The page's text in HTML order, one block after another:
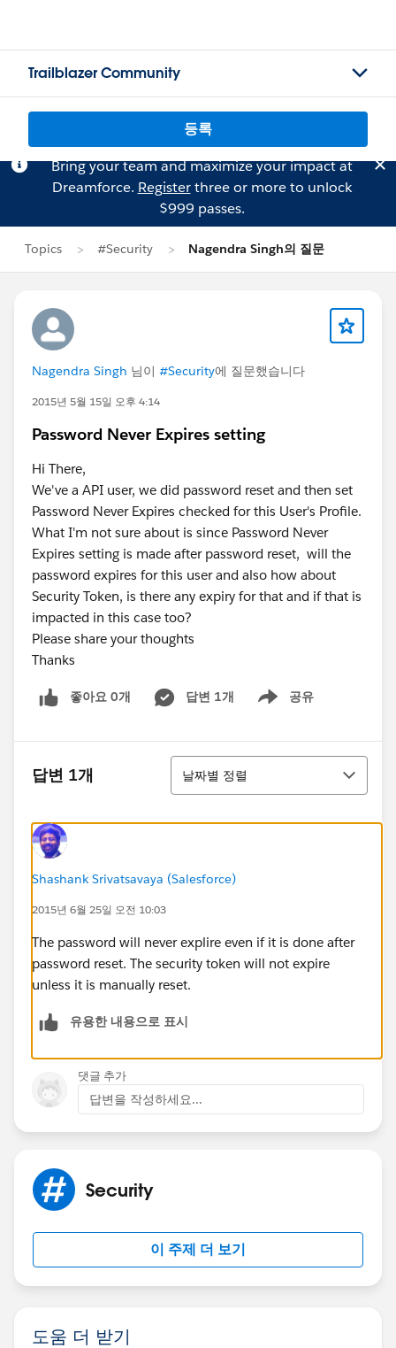
Trailblazer Community
등록
Bring your team and maximize your impact at
Dreamforce. Registerthree or more to unlock
$999 passes.
Topics #Security Nagendra Singh의 질문
Nagendra Singh 님이 #Security에 질문했습니다
2015년 5월 15일 오후 4:14
​Password Never Expires setting
Hi There,
We've a API user, we did password reset and then set
Password Never Expires checked for this User's Profile.
What I'm not sure about is since Password Never
Expires setting is made after password reset, will the
password expires for this user and also how about
Security Token, is there any expiry for that and if that is
impacted in this case too?
Please share your thoughts
Thanks
좋아요 0개 답변 1개 공유
Show menu
답변 1개
정렬
날짜별 정렬
Shashank Srivatsavaya (Salesforce)
2015년 6월 25일 오전 10:03
The password will never explire even if it is done after
password reset. The security token will not expire
unless it is manually reset.
유용한 내용으로 표시
댓글 추가
답변을 작성하세요...
Security
이 주제 더 보기
도움 더 받기